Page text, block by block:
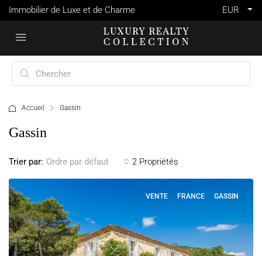
Immobilier de Luxe et de Charme EUR
Accueil Gassin
Gassin
2 Propriétés
Trier par: Ordre par défaut
VENTE FRANCE GASSIN